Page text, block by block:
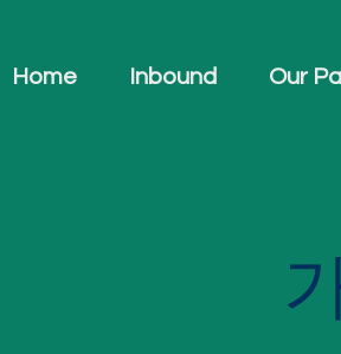
Home Inbound Our